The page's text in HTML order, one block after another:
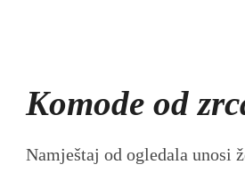
Komode od
Namještaj od ogledala unosi